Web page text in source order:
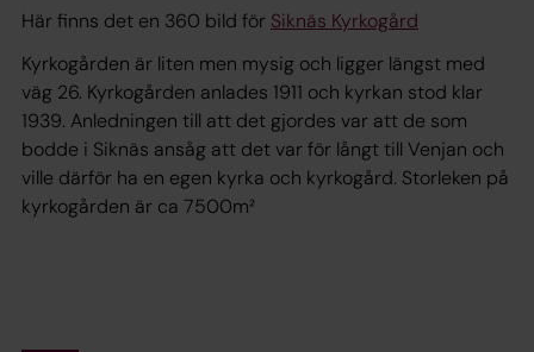
Här finns det en 360 bild för Siknäs Kyrkogård
Kyrkogården är liten men mysig och ligger längst med
väg 26. Kyrkogården anlades 1911 och kyrkan stod klar
1939. Anledningen till att det gjordes var att de som
bodde i Siknäs ansåg att det var för långt till Venjan och
ville därför ha en egen kyrka och kyrkogård. Storleken på
kyrkogården är ca 7500m²